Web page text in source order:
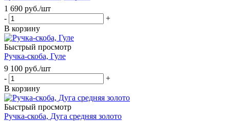
1 690 руб./шт
-
+
В корзину
Быстрый просмотр
Ручка-скоба, Гуле
9 100 руб./шт
-
+
В корзину
Быстрый просмотр
Ручка-скоба, Дуга средняя золото